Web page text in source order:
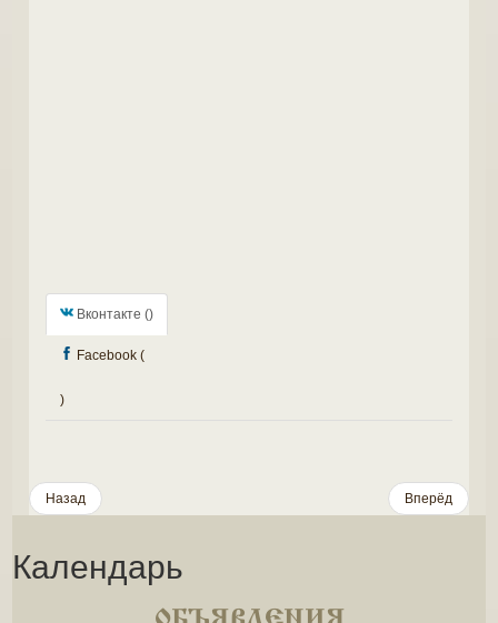
Вконтакте ()
Facebook (
)
Назад Вперёд
Календарь